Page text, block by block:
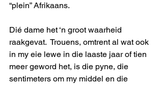
“plein” Afrikaans.
Dié dame het ‘n groot waarheid
raakgevat.  Trouens, omtrent al wat ook
in my eie lewe in die laaste jaar of tien
meer geword het, is die pyne, die
sentimeters om my middel en die